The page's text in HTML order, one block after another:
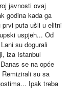
javnosti ovaj
godina kada ga
puta ušli u elitni
uspjeh... Od
su dogurali
iza Istanbul
se na opće
su sa
Ipak treba